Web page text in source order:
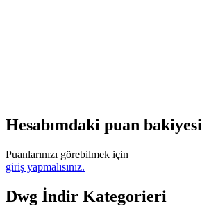
Hesabımdaki puan bakiyesi
Puanlarınızı görebilmek için
giriş yapmalısınız.
Dwg İndir Kategorieri